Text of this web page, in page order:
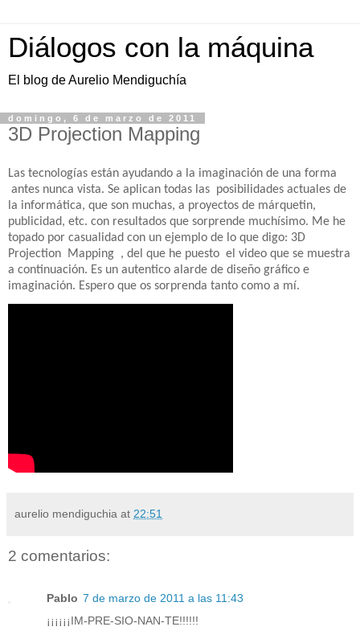
Diálogos con la máquina
El blog de Aurelio Mendiguchía
domingo, 6 de marzo de 2011
3D Projection Mapping
Las tecnologías están ayudando a la imaginación de una forma
antes nunca vista. Se aplican todas las posibilidades actuales de
la informática, que son muchas, a proyectos de márquetin,
publicidad, etc. con resultados que sorprende muchísimo. Me he
topado por casualidad con un ejemplo de lo que digo: 3D
Projection
Mapping , del que he puesto el video que se muestra
a continuación. Es un autentico alarde de diseño gráfico e
imaginación. Espero que os sorprenda tanto como a mí.
aurelio mendiguchia at 22:51
2 comentarios:
Pablo 7 de marzo de 2011 a las 11:43
¡¡¡¡¡¡IM-PRE-SIO-NAN-TE!!!!!!